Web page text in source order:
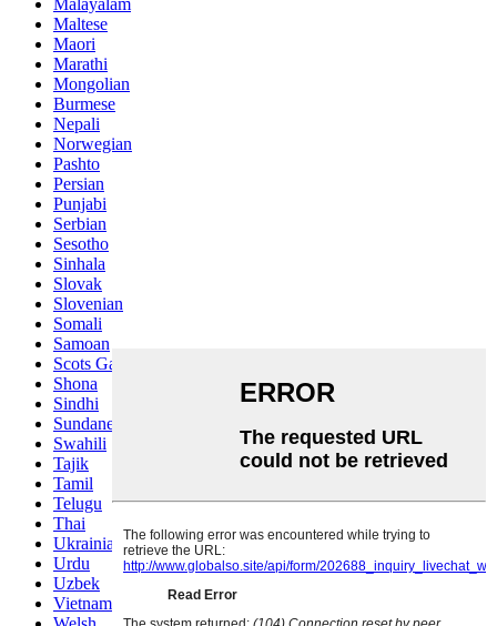
Malayalam
Maltese
Maori
Marathi
Mongolian
Burmese
Nepali
Norwegian
Pashto
Persian
Punjabi
Serbian
Sesotho
Sinhala
Slovak
Slovenian
Somali
Samoan
Scots Gaelic
Shona
Sindhi
Sundanese
Swahili
Tajik
Tamil
Telugu
Thai
Ukrainian
Urdu
Uzbek
Vietnamese